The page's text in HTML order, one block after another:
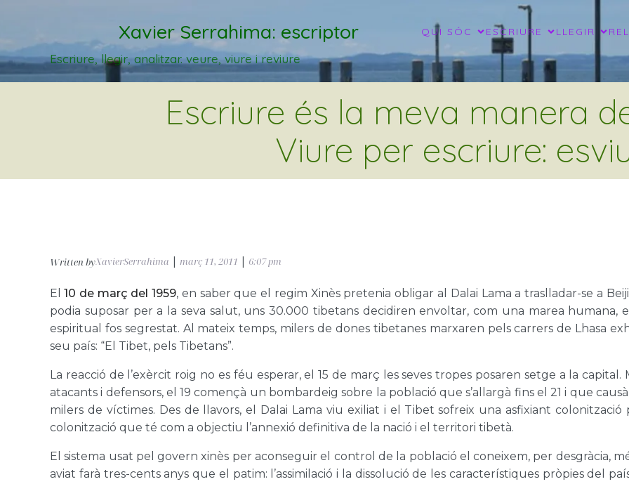
Xavier Serrahima: escriptor QUI SÓC ESCRIURE LLEGIR
Escriure, llegir, analitzar. veure, viure i reviure
Escriure és la meva manera
Viure per escriure:
Written byXavierSerrahima març 11, 2011 6:07 pm
El 10 de març del 1959, en saber que el regim Xinès pretenia obligar al Dalai Lama a traslladar-se a
podia suposar per a la seva salut, uns 30.000 tibetans decidiren envoltar, com una marea
espiritual fos segrestat. Al mateix temps, milers de dones tibetanes marxaren pels carrers de Lhasa
seu país: “El Tibet, pels Tibetans”.
La reacció de l’exèrcit roig no es féu esperar, el 15 de març les seves tropes posaren setge a la
atacants i defensors, el 19 començà un bombardeig sobre la població que s’allargà fins el 21 i que
milers de víctimes. Des de llavors, el Dalai Lama viu exiliat i el Tibet sofreix una asfixiant
colonització que té com a objectiu l’annexió definitiva de la nació i el territori tibetà.
El sistema usat pel govern xinès per aconseguir el control de la població el coneixem, per desgràcia,
aviat farà tres-cents anys que el patim: l’assimilació i la dissolució de les característiques pròpies del